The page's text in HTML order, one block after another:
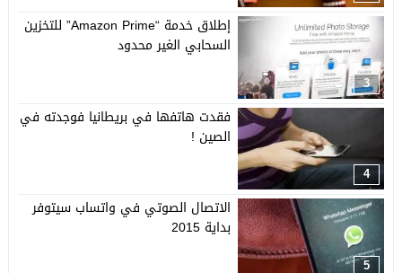
3
إطلاق خدمة “Amazon Prime” للتخزين
السحابي الغير محدود
4
فقدت هاتفها في بريطانيا فوجدته في
الصين !
5
الاتصال الصوتي في واتساب سيتوفر
بداية 2015